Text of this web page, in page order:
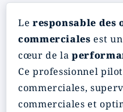
Le responsable des
commercialesest
cœur de la
Ce professionnel
commerciales,
commerciales et